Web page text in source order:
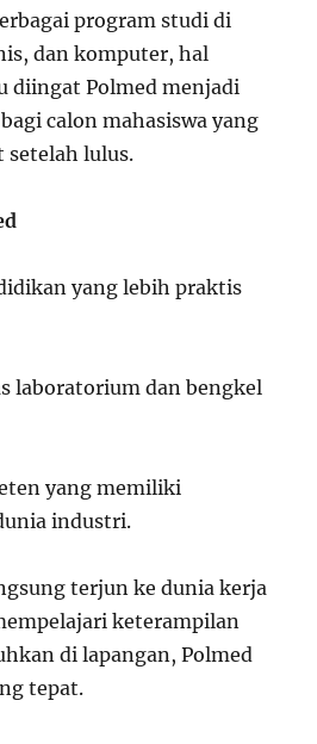
program studi di
dan komputer, hal
diingat Polmed menjadi
calon mahasiswa yang
setelah lulus.
yang lebih praktis
laboratorium dan bengkel
yang memiliki
industri.
terjun ke dunia kerja
keterampilan
di lapangan, Polmed
tepat.